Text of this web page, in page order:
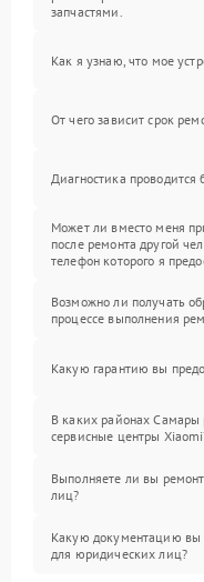
запчастями.
Как я узнаю, что мое
От чего зависит срок
Диагностика проводится
Может ли вместо меня
после ремонта другой
телефон которого я
Возможно ли получать
процессе выполнения
Какую гарантию вы
В каких районах Самары
сервисные центры
Выполняете ли вы
лиц?
Какую документацию вы
для юридических лиц?